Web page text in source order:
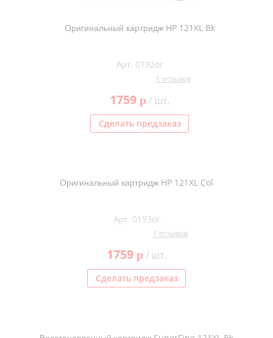
Оригинальный картридж HP 121XL Bk
Арт. 0192or
1 отзывов
1759 p/ шт.
Сделать предзаказ
Оригинальный картридж HP 121XL Col
Арт. 0193or
1 отзывов
1759 p/ шт.
Сделать предзаказ